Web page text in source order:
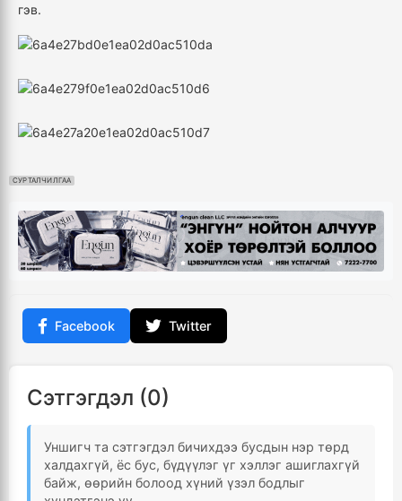
гэв.
СУРТАЛЧИЛГАА
Facebook Twitter
Сэтгэгдэл (0)
Уншигч та сэтгэгдэл бичихдээ бусдын нэр төрд
халдахгүй, ёс бус, бүдүүлэг үг хэллэг ашиглахгүй
байж, өөрийн болоод хүний үзэл бодлыг